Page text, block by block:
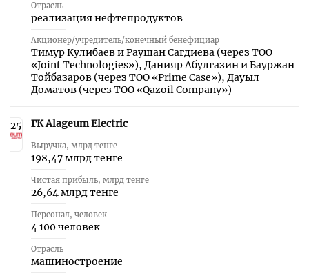
Отрасль
реализация нефтепродуктов
Акционер/учредитель/конечный бенефициар
Тимур Кулибаев и Раушан Сагдиева (через ТОО
«Joint Technologies»), Данияр Абулгазин и Бауржан
Тойбазаров (через ТОО «Prime Case»), Дауыл
Доматов (через ТОО «Qazoil Company»)
25 ГК Alageum Electric
Выручка, млрд тенге
198,47 млрд тенге
Чистая прибыль, млрд тенге
26,64 млрд тенге
Персонал, человек
4 100 человек
Отрасль
машиностроение